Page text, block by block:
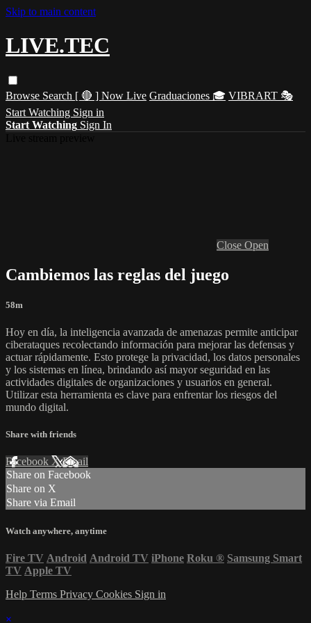
Skip to main content
LIVE.TEC
Browse Search [ 🔴 ] Now Live Graduaciones 🎓 VIBRART 🎭
Start Watching Sign in
Start Watching Sign In
Close Open
Cambiemos las reglas del juego
58m
Hoy en día, la inteligencia avanzada de amenazas permite anticipar
ciberataques recolectando información para mejorar las defensas y
actuar rápidamente. Esto protege la privacidad, los datos personales
y los sistemas en línea, brindando así mayor seguridad en las
actividades digitales de organizaciones y usuarios en general.
Utilizar esta herramienta es clave para enfrentar los riesgos del
mundo digital.
Share with friends
Facebook XEmail
Share on Facebook
Share on X
Share via Email
Watch anywhere, anytime
Fire TV Android Android TV iPhone Roku ® Samsung Smart
TV Apple TV
Help Terms Privacy Cookies Sign in
×